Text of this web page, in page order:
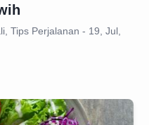
Tips Perjalanan - 19, Jul,